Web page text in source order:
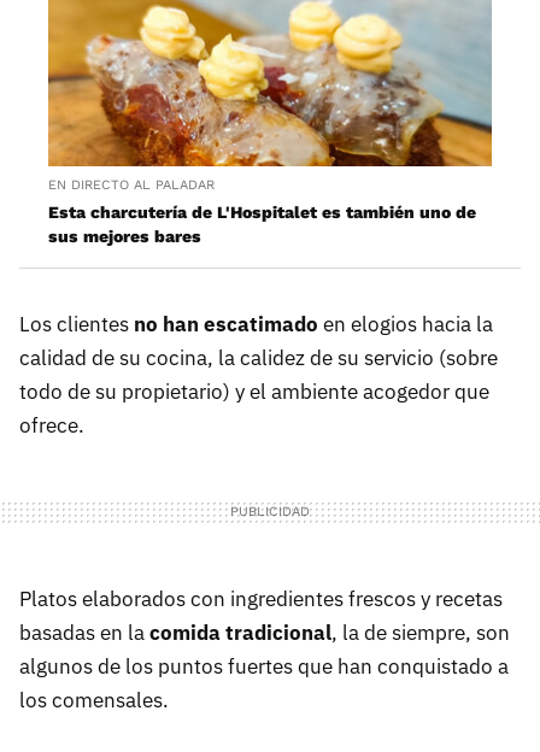
EN DIRECTO AL PALADAR
Esta charcutería de L'Hospitalet es también uno de
sus mejores bares
Los clientes no han escatimado en elogios hacia la
calidad de su cocina, la calidez de su servicio (sobre
todo de su propietario) y el ambiente acogedor que
ofrece.
Platos elaborados con ingredientes frescos y recetas
basadas en lacomida tradicional, la de siempre, son
algunos de los puntos fuertes que han conquistado a
los comensales.